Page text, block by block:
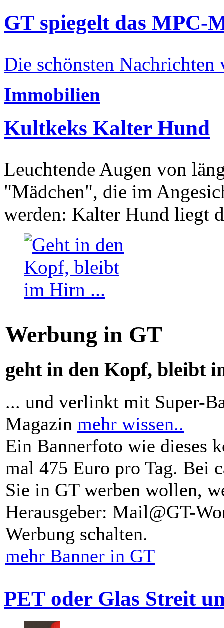
GT spiegelt das MPC-
Die schönsten Nachrichten
Immobilien
Kultkeks Kalter Hund
Leuchtende Augen von
"Mädchen", die im
werden: Kalter Hund liegt
Werbung in GT
geht in den Kopf, bleibt
... und verlinkt mit Super-
Magazin mehr wissen..
Ein Bannerfoto wie dieses
mal 475 Euro pro Tag. Bei
Sie in GT werben wollen,
Herausgeber: Mail@GT-
Werbung schalten.
mehr Banner in GT
PET oder Glas Streit